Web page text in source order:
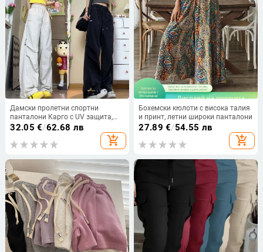
Дамски пролетни спортни
панталони Карго с UV защита,
бързосъхнещи, връзка за стягане
и джобове, прав стил HK9631
32.05 €/62.68 лв
add_shopping_cart
Бохемски кюлоти с висока талия
и принт, летни широки панталони
27.89 €/54.55 лв
add_shopping_cart